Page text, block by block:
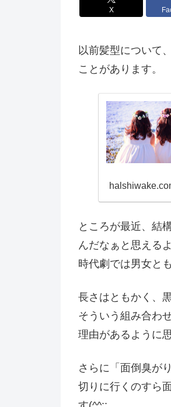
X
以前髪型について
ことがあります。
ところが最近、結
んだなぁと思える
時代劇では男女と
長さはともかく、
そういう組み合わ
理由があるように
さらに「面倒臭が
切りに行くのすら